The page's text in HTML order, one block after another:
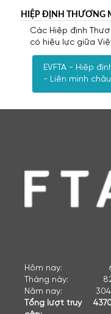
HIỆP ĐỊNH THƯƠNG
Các Hiệp định
có hiệu lực giữa
EVFTA - Hiệp
- Liên minh
Hôm nay:
Tháng này:
Năm nay:
Tổng lượt truy